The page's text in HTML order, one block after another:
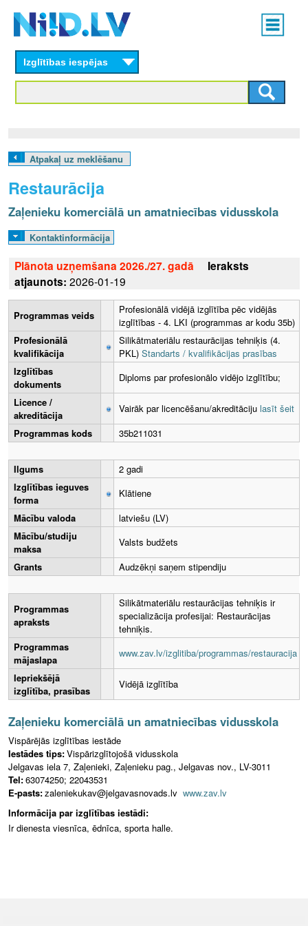
content
Main
menu
L
V
Izglītības iespējas
Atpakaļ uz meklēšanu
Restaurācija
Zaļenieku komerciālā un amatniecības vidusskola
Kontaktinformācija
Plānota uzņemšana 2026./27. gadā
Ieraksts
atjaunots: 2026-01-19
Programmas veids
Profesionālā vidējā izglītība pēc vidējās
izglītības - 4. LKI (programmas ar kodu 35b)
Profesionālā
kvalifikācija
Silikātmateriālu restaurācijas tehniķis (4.
PKL) Standarts / kvalifikācijas prasības
Izglītības
dokuments
Diploms par profesionālo vidējo izglītību;
Licence /
akreditācija
Vairāk par licencēšanu/akreditāciju lasīt šeit
Programmas kods
35b211031
Ilgums
2 gadi
Izglītības ieguves
forma
Klātiene
Mācību valoda
latviešu (LV)
Mācību/studiju
maksa
Valsts budžets
Grants
Audzēkņi saņem stipendiju
Programmas
apraksts
Silikātmateriālu restaurācijas tehniķis ir
specializācija profesijai: Restaurācijas
tehniķis.
Programmas
mājaslapa
www.zav.lv/izglitiba/programmas/restauracija
Iepriekšējā
izglītība, prasības
Vidējā izglītība
Zaļenieku komerciālā un amatniecības vidusskola
Vispārējās izglītības iestāde
Iestādes tips:Vispārizglītojošā vidusskola
Jelgavas iela 7, Zaļenieki, Zaļenieku pag., Jelgavas nov., LV-3011
Tel:63074250; 22043531
E-pasts:zaleniekukav@jelgavasnovads.lv www.zav.lv
Informācija par izglītības iestādi:
Ir dienesta viesnīca, ēdnīca, sporta halle.